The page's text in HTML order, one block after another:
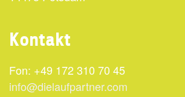
Kontakt
Fon: +49 172 310 70 45
info@dielaufpartner.com